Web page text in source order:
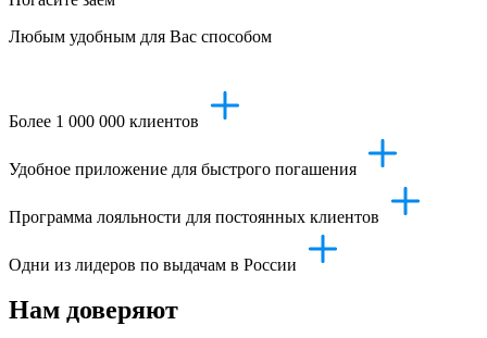
Любым удобным для Вас способом
Более 1 000 000 клиентов
Удобное приложение для быстрого погашения
Программа лояльности для постоянных клиентов
Одни из лидеров по выдачам в России
Нам доверяют